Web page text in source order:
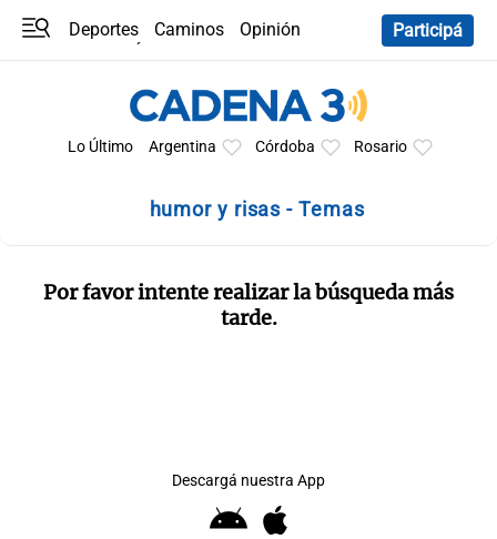
Deportes Caminos
Opinión
Participá
Lo Último Argentina Córdoba Rosario
humor y risas - Temas
Por favor intente realizar la búsqueda más
tarde.
Descargá nuestra App